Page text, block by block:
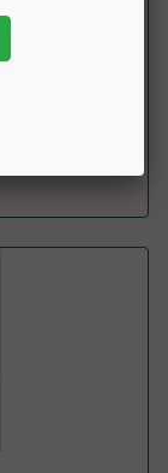
garantire